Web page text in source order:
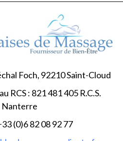
Foch, 92210 Saint-Cloud
RCS : 821 481 405 R.C.S.
Nanterre
(0)6 82 08 92 77